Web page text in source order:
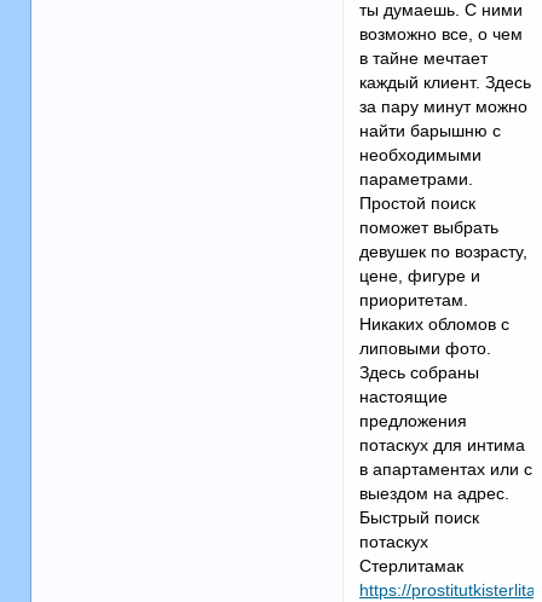
ты думаешь. С ними
возможно все, о чем
в тайне мечтает
каждый клиент. Здесь
за пару минут можно
найти барышню с
необходимыми
параметрами.
Простой поиск
поможет выбрать
девушек по возрасту,
цене, фигуре и
приоритетам.
Никаких обломов с
липовыми фото.
Здесь собраны
настоящие
предложения
потаскух для интима
в апартаментах или с
выездом на адрес.
Быстрый поиск
потаскух
Стерлитамак
https://